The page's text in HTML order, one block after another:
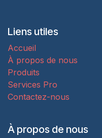
Liens utiles
Accueil
À propos de nous
Produits
Services Pro
Contactez-nous
À propos de nous